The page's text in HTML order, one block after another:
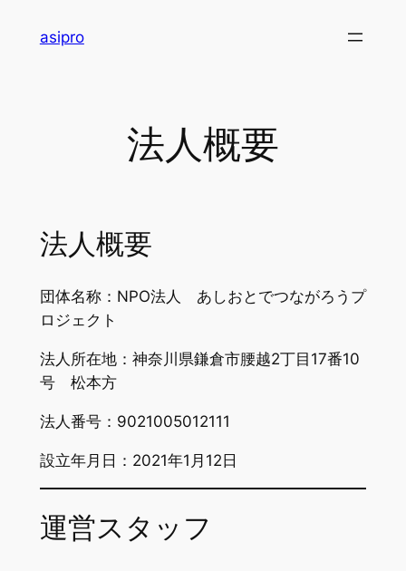
asipro
法人概要
法人概要
団体名称：NPO法人 あしおとでつながろうプ
ロジェクト
法人所在地：神奈川県鎌倉市腰越2丁目17番10
号 松本方
法人番号：9021005012111
設立年月日：2021年1月12日
運営スタッフ